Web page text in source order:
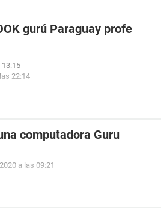
gurú Paraguay profe
22:14
computadora Guru
a las 09:21